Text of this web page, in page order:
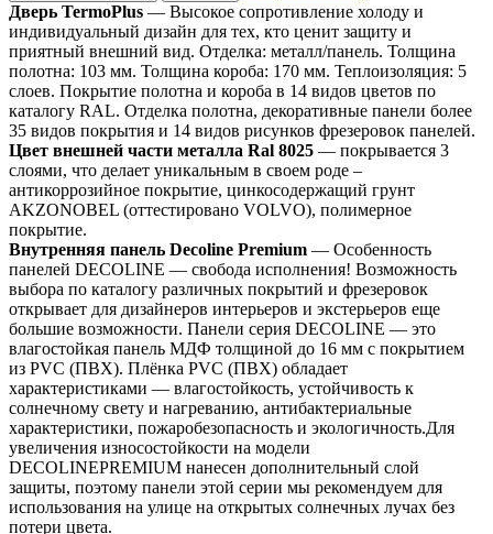
Дверь TermoPlus — Высокое сопротивление холоду и
индивидуальный дизайн для тех, кто ценит защиту и
приятный внешний вид. Отделка: металл/панель. Толщина
полотна: 103 мм. Толщина короба: 170 мм. Теплоизоляция: 5
слоев. Покрытие полотна и короба в 14 видов цветов по
каталогу RAL. Отделка полотна, декоративные панели более
35 видов покрытия и 14 видов рисунков фрезеровок панелей.
Цвет внешней части металла Ral 8025 — покрывается 3
слоями, что делает уникальным в своем роде –
антикоррозийное покрытие, цинкосодержащий грунт
AKZONOBEL (оттестировано VOLVO), полимерное
покрытие.
Внутренняя панель Decoline Premium — Особенность
панелей DECOLINE — свобода исполнения! Возможность
выбора по каталогу различных покрытий и фрезеровок
открывает для дизайнеров интерьеров и экстерьеров еще
большие возможности. Панели серия DECOLINE — это
влагостойкая панель МДФ толщиной до 16 мм с покрытием
из PVC (ПВХ). Плёнка PVC (ПВХ) обладает
характеристиками — влагостойкость, устойчивость к
солнечному свету и нагреванию, антибактериальные
характеристики, пожаробезопасность и экологичность.Для
увеличения износостойкости на модели
DECOLINEPREMIUM нанесен дополнительный слой
защиты, поэтому панели этой серии мы рекомендуем для
использования на улице на открытых солнечных лучах без
потери цвета.